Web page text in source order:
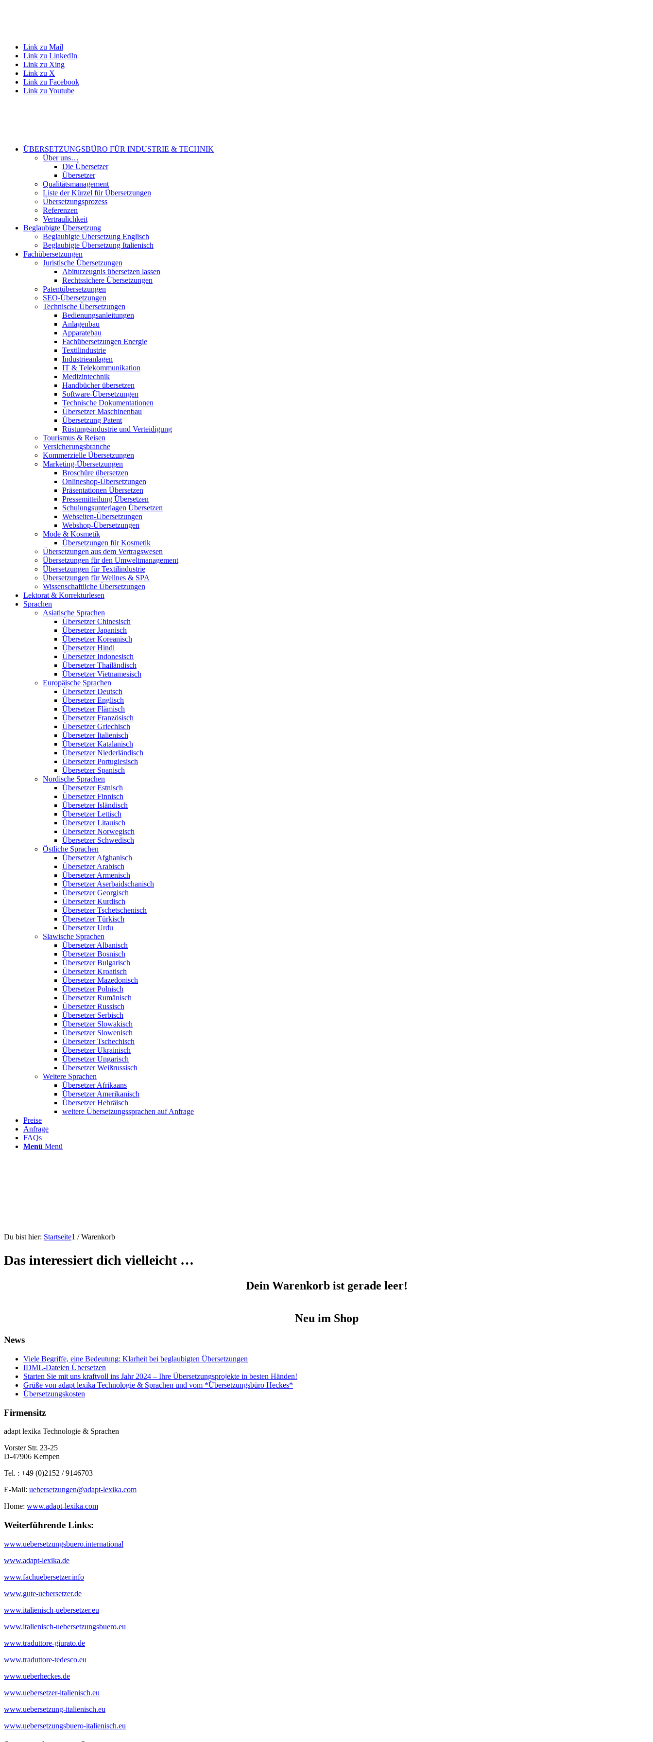
Link zu Mail
Link zu LinkedIn
Link zu Xing
Link zu X
Link zu Facebook
Link zu Youtube
ÜBERSETZUNGSBÜRO FÜR INDUSTRIE & TECHNIK
Über uns…
Die Übersetzer
Übersetzer
Qualitätsmanagement
Liste der Kürzel für Übersetzungen
Übersetzungsprozess
Referenzen
Vertraulichkeit
Beglaubigte Übersetzung
Beglaubigte Übersetzung Englisch
Beglaubigte Übersetzung Italienisch
Fachübersetzungen
Juristische Übersetzungen
Abiturzeugnis übersetzen lassen
Rechtssichere Übersetzungen
Patentübersetzungen
SEO-Übersetzungen
Technische Übersetzungen
Bedienungsanleitungen
Anlagenbau
Apparatebau
Fachübersetzungen Energie
Textilindustrie
Industrieanlagen
IT & Telekommunikation
Medizintechnik
Handbücher übersetzen
Software-Übersetzungen
Technische Dokumentationen
Übersetzer Maschinenbau
Übersetzung Patent
Rüstungsindustrie und Verteidigung
Tourismus & Reisen
Versicherungsbranche
Kommerzielle Übersetzungen
Marketing-Übersetzungen
Broschüre übersetzen
Onlineshop-Übersetzungen
Präsentationen Übersetzen
Pressemitteilung Übersetzen
Schulungsunterlagen Übersetzen
Webseiten-Übersetzungen
Webshop-Übersetzungen
Mode & Kosmetik
Übersetzungen für Kosmetik
Übersetzungen aus dem Vertragswesen
Übersetzungen für den Umweltmanagement
Übersetzungen für Textilindustrie
Übersetzungen für Wellnes & SPA
Wissenschaftliche Übersetzungen
Lektorat & Korrekturlesen
Sprachen
Asiatische Sprachen
Übersetzer Chinesisch
Übersetzer Japanisch
Übersetzer Koreanisch
Übersetzer Hindi
Übersetzer Indonesisch
Übersetzer Thailändisch
Übersetzer Vietnamesisch
Europäische Sprachen
Übersetzer Deutsch
Übersetzer Englisch
Übersetzer Flämisch
Übersetzer Französisch
Übersetzer Griechisch
Übersetzer Italienisch
Übersetzer Katalanisch
Übersetzer Niederländisch
Übersetzer Portugiesisch
Übersetzer Spanisch
Nordische Sprachen
Übersetzer Estnisch
Übersetzer Finnisch
Übersetzer Isländisch
Übersetzer Lettisch
Übersetzer Litauisch
Übersetzer Norwegisch
Übersetzer Schwedisch
Östliche Sprachen
Übersetzer Afghanisch
Übersetzer Arabisch
Übersetzer Armenisch
Übersetzer Aserbaidschanisch
Übersetzer Georgisch
Übersetzer Kurdisch
Übersetzer Tschetschenisch
Übersetzer Türkisch
Übersetzer Urdu
Slawische Sprachen
Übersetzer Albanisch
Übersetzer Bosnisch
Übersetzer Bulgarisch
Übersetzer Kroatisch
Übersetzer Mazedonisch
Übersetzer Polnisch
Übersetzer Rumänisch
Übersetzer Russisch
Übersetzer Serbisch
Übersetzer Slowakisch
Übersetzer Slowenisch
Übersetzer Tschechisch
Übersetzer Ukrainisch
Übersetzer Ungarisch
Übersetzer Weißrussisch
Weitere Sprachen
Übersetzer Afrikaans
Übersetzer Amerikanisch
Übersetzer Hebräisch
weitere Übersetzungssprachen auf Anfrage
Preise
Anfrage
FAQs
Menü Menü
Du bist hier: Startseite1 / Warenkorb
Das interessiert dich vielleicht …
Dein Warenkorb ist gerade leer!
Neu im Shop
News
Viele Begriffe, eine Bedeutung: Klarheit bei beglaubigten Übersetzungen
IDML-Dateien Übersetzen
Starten Sie mit uns kraftvoll ins Jahr 2024 – Ihre Übersetzungsprojekte in besten Händen!
Grüße von adapt lexika Technologie & Sprachen und vom *Übersetzungsbüro Heckes*
Übersetzungskosten
Firmensitz
adapt lexika Technologie & Sprachen
Vorster Str. 23-25
D-47906 Kempen
Tel. : +49 (0)2152 / 9146703
E-Mail: uebersetzungen@adapt-lexika.com
Home: www.adapt-lexika.com
Weiterführende Links:
www.uebersetzungsbuero.international
www.adapt-lexika.de
www.fachuebersetzer.info
www.gute-uebersetzer.de
www.italienisch-uebersetzer.eu
www.italienisch-uebersetzungsbuero.eu
www.traduttore-giurato.de
www.traduttore-tedesco.eu
www.ueberheckes.de
www.uebersetzer-italienisch.eu
www.uebersetzung-italienisch.eu
www.uebersetzungsbuero-italienisch.eu